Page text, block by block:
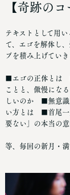
【奇跡の
テキストとして用
て、エゴを解体し
プを積み上げていき
■エゴの正体とは
ことと、傲慢にな
しいのか ■無意識
い方とは ■首尾一
要ない」の本当の
等、毎回の新月・